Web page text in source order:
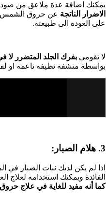
يمكنك اضافة عدة ملاعق من صودا
الاضرار الناتجة عن حروق الشمس،
على العودة الى طبيعته.
لا تقومي بفرك الجلد المتضرر لا
بواسطة منشفة نظيفة ناعمة او
3. هلام الصبار:
اذا لم يكن لديك نبات الصبار في
الفائدة ويمكنك استخدامه لعلاج
كما أنه مفيد للغاية في علاج